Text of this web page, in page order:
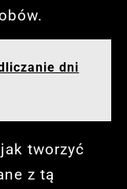
dni
tworzyć
z tą